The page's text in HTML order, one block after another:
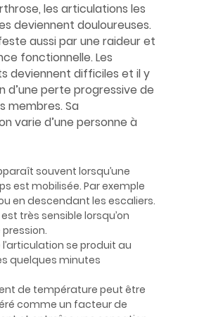
les articulations les
deviennent douloureuses.
aussi par une raideur et
fonctionnelle. Les
deviennent difficiles et il y
d’une perte progressive de
membres. Sa
varie d’une personne à
souvent lorsqu’une
est mobilisée. Par exemple
en descendant les escaliers.
très sensible lorsqu’on
se produit au
quelques minutes
de température peut être
comme un facteur de